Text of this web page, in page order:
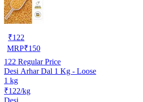
₹122
MRP₹150
122 Regular Price
Desi Arhar Dal 1 Kg - Loose
1 kg
₹122/kg
Desi